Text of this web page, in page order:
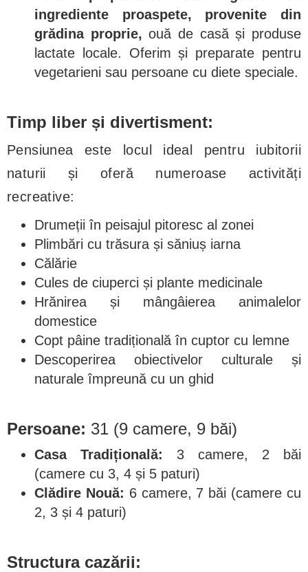
ingrediente proaspete, provenite din
grădina proprie, ouă de casă și produse
lactate locale. Oferim și preparate pentru
vegetarieni sau persoane cu diete speciale.
Timp liber și divertisment:
Pensiunea este locul ideal pentru iubitorii
naturii și oferă numeroase activități
recreative:
Drumeții în peisajul pitoresc al zonei
Plimbări cu trăsura și săniuș iarna
Călărie
Cules de ciuperci și plante medicinale
Hrănirea și mângâierea animalelor
domestice
Copt pâine tradițională în cuptor cu lemne
Descoperirea obiectivelor culturale și
naturale împreună cu un ghid
Persoane: 31 (9 camere, 9 băi)
Casa Tradițională: 3 camere, 2 băi
(camere cu 3, 4 și 5 paturi)
Clădire Nouă: 6 camere, 7 băi (camere cu
2, 3 și 4 paturi)
Structura cazării: